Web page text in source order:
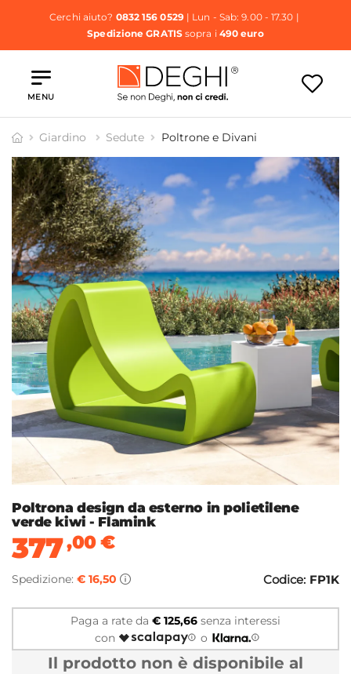
Cerchi aiuto? 0832 156 0529| Lun - Sab: 9.00 - 17.30 |
Spedizione GRATISsopra i 490 euro
MENU
Giardino Sedute Poltrone e Divani
Poltrona design da esterno in polietilene
verde kiwi - Flamink
377,00€
Spedizione: € 16,50 Codice: FP1K
Paga a rate da € 125,66 senza interessi
con
o
Il prodotto non è disponibile al